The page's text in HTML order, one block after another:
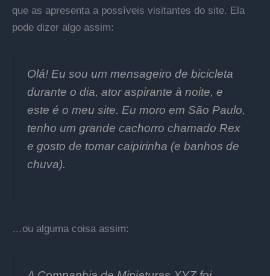
que as apresenta a possíveis visitantes do site. Ela
pode dizer algo assim:
Olá! Eu sou um mensageiro de bicicleta
durante o dia, ator aspirante à noite, e
este é o meu site. Eu moro em São Paulo,
tenho um grande cachorro chamado Rex
e gosto de tomar caipirinha (e banhos de
chuva).
…ou alguma coisa assim: